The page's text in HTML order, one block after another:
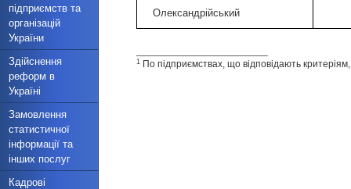
підприємств та
організацій
України
Здійснення
реформ в
Україні
Замовлення
статистичної
інформації та
інших послуг
Кадрові
Олександрійський
1По підприємствах, що відповідають